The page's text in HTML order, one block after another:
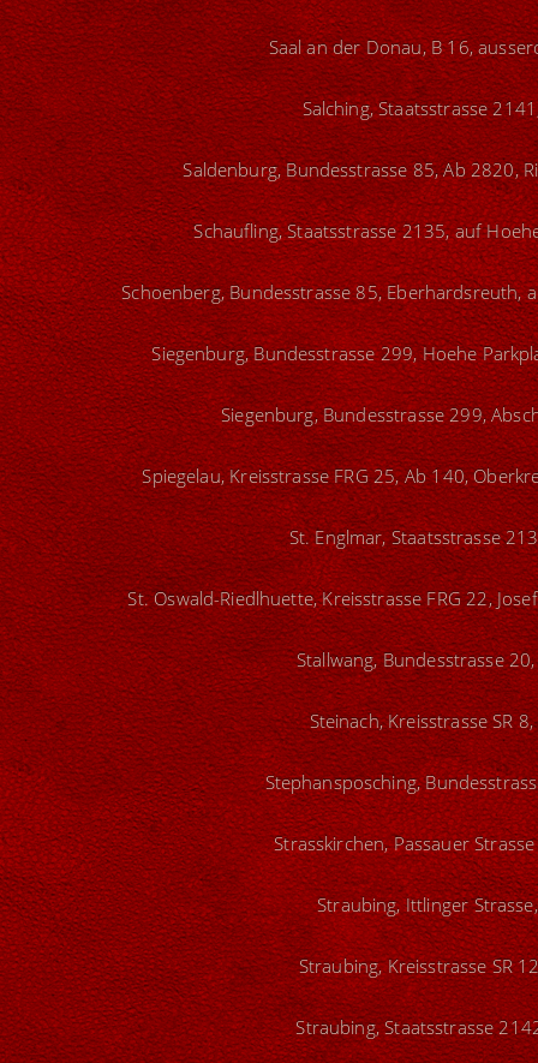
Saal an der Donau, B 16,
Salching, Staatsstrasse
Saldenburg, Bundesstrasse 85, Ab 2820,
Schaufling, Staatsstrasse 2135, auf
Schoenberg, Bundesstrasse 85,
Siegenburg, Bundesstrasse 299, Hoehe
Siegenburg, Bundesstrasse 299,
Spiegelau, Kreisstrasse FRG 25, Ab 140,
St. Englmar, Staatsstrasse
St. Oswald-Riedlhuette, Kreisstrasse FRG 22,
Stallwang, Bundesstrasse
Steinach, Kreisstrasse SR
Stephansposching,
Strasskirchen, Passauer
Straubing, Ittlinger
Straubing, Kreisstrasse SR
Straubing, Staatsstrasse